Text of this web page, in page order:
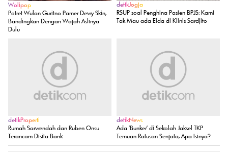
Wolipop
Potret Wulan Guritno Pamer Dewy Skin,
Bandingkan Dengan Wajah Aslinya
Dulu
detikJogja
RSUP soal Penghina Pasien BPJS: Kami
Tak Mau ada Elda di Klinis Sardjito
detikProperti
Rumah Sarwendah dan Ruben Onsu
Terancam Disita Bank
detikNews
Ada 'Bunker' di Sekolah Jaksel TKP
Temuan Ratusan Senjata, Apa Isinya?